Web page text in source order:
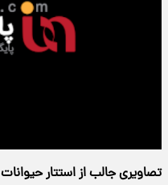
تصاویری جالب از استتار حیوانات